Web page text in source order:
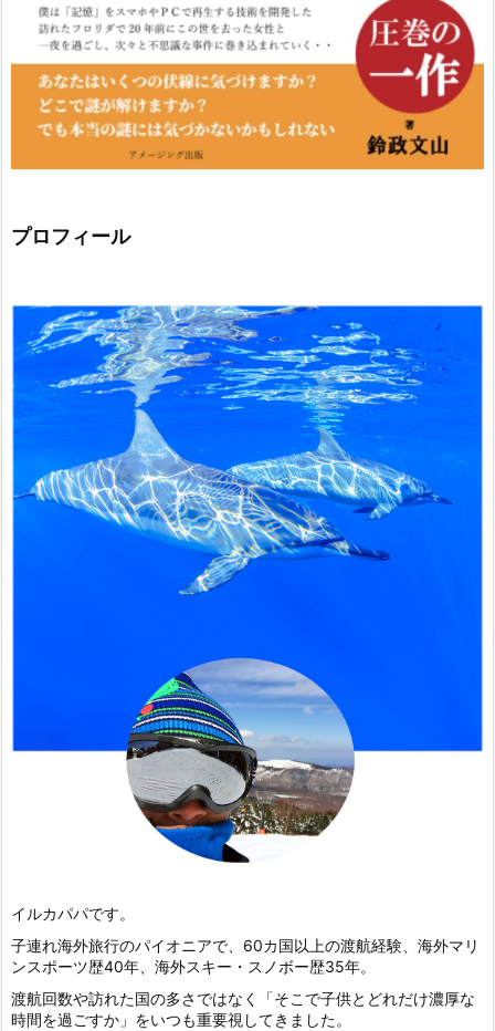
プロフィール
イルカパパです。
子連れ海外旅行のパイオニアで、60カ国以上の渡航経験、海外マリ
ンスポーツ歴40年、海外スキー・スノボー歴35年。
渡航回数や訪れた国の多さではなく「そこで子供とどれだけ濃厚な
時間を過ごすか」をいつも重要視してきました。